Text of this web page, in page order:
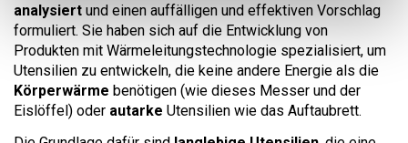
analysiert und einen auffälligen und effektiven Vorschlag
formuliert. Sie haben sich auf die Entwicklung von
Produkten mit Wärmeleitungstechnologie spezialisiert, um
Utensilien zu entwickeln, die keine andere Energie als die
Körperwärme benötigen (wie dieses Messer und der
Eislöffel) oder autarke Utensilien wie das Auftaubrett.